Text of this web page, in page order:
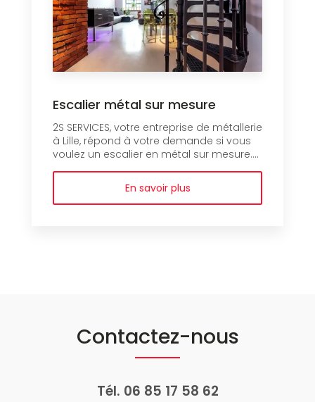
Escalier métal sur mesure
2S SERVICES, votre entreprise de métallerie
à Lille, répond à votre demande si vous
voulez un escalier en métal sur mesure....
En savoir plus
Contactez-nous
Tél. 06 85 17 58 62